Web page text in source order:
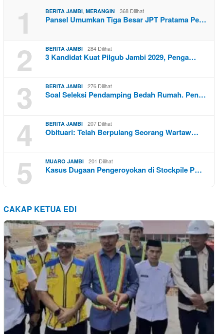
1 BERITA JAMBI, MERANGIN 368 Dilihat
Pansel Umumkan Tiga Besar JPT Pratama Pe…
2 BERITA JAMBI 284 Dilihat
3 Kandidat Kuat Pilgub Jambi 2029, Penga…
3 BERITA JAMBI 276 Dilihat
Soal Seleksi Pendamping Bedah Rumah. Pen…
4 BERITA JAMBI 207 Dilihat
Obituari: Telah Berpulang Seorang Wartaw…
5 MUARO JAMBI 201 Dilihat
Kasus Dugaan Pengeroyokan di Stockpile P…
CAKAP KETUA EDI